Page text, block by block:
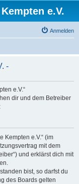
e.V.
Anmelden
-
e.V.“
dir und dem Betreiber
Kempten e.V.“ (im
mit dem
und erklärst dich mit
bist, so darfst du
des Boards gelten